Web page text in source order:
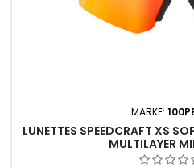
MARKE:
LUNETTES SPEEDCRAFT XS
MULTILAYER